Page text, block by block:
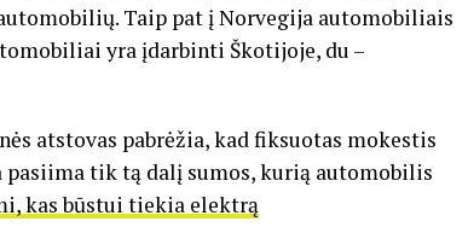
Taip pat į Norvegija automobiliais
yra įdarbinti Škotijoje, du –
atstovas pabrėžia, kad fiksuotas mokestis
tik tą dalį sumos, kurią automobilis
kas būstui tiekia elektrą